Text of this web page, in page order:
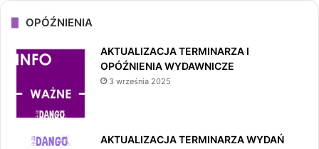
OPÓŹNIENIA
AKTUALIZACJA TERMINARZA I
OPÓŹNIENIA WYDAWNICZE
3 września 2025
AKTUALIZACJA TERMINARZA WYDAŃ